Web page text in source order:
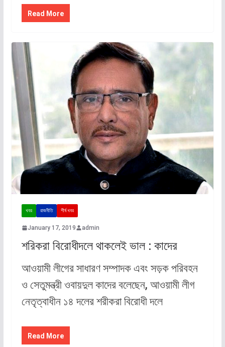
Read More
খবর রাজনীতি শীর্ষ খবর
January 17, 2019 admin
শরিকরা বিরোধীদলে থাকলেই ভাল : কাদের
আওয়ামী লীগের সাধারণ সম্পাদক এবং সড়ক পরিবহন
ও সেতুমন্ত্রী ওবায়দুল কাদের বলেছেন, আওয়ামী লীগ
নেতৃত্বাধীন ১৪ দলের শরীকরা বিরোধী দলে
Read More